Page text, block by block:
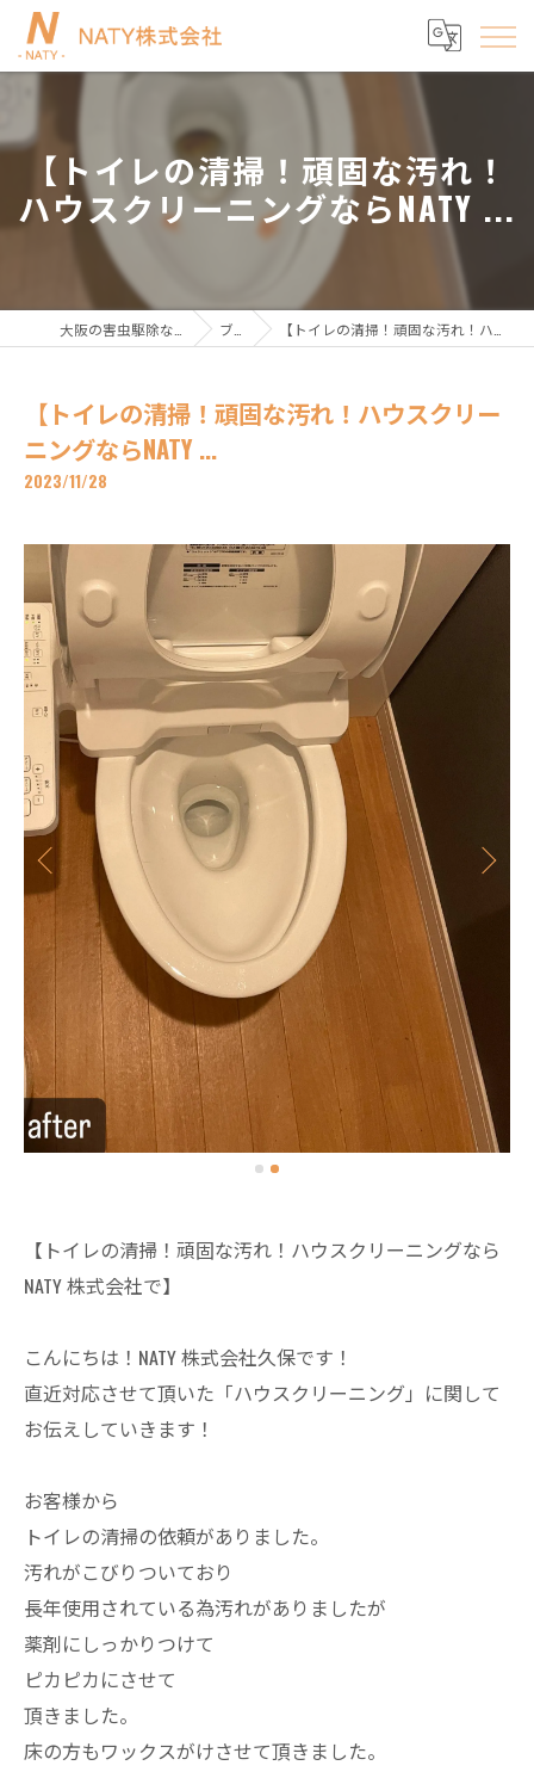
【トイレの清掃！頑固な汚れ！
ハウスクリーニングならNATY ...
ブログ 【トイレの清掃！頑固な汚れ！ハウスクリーニングならNATY ...
【トイレの清掃！頑固な汚れ！ハウスクリー
ニングならNATY ...
2023/11/28
【トイレの清掃！頑固な汚れ！ハウスクリーニングなら
NATY 株式会社で】
こんにちは！NATY 株式会社久保です！
直近対応させて頂いた「ハウスクリーニング」に関して
お伝えしていきます！
お客様から
トイレの清掃の依頼がありました。
汚れがこびりついており
長年使用されている為汚れがありましたが
薬剤にしっかりつけて
ピカピカにさせて
頂きました。
床の方もワックスがけさせて頂きました。